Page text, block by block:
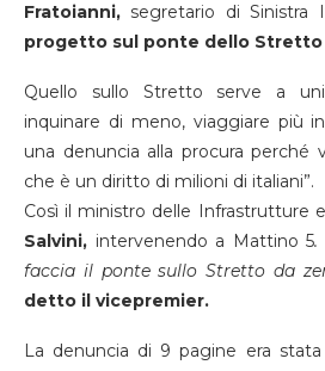
Fratoianni, segretario di Sinistra
progetto sul ponte dello Stretto
Quello sullo Stretto serve a
inquinare di meno, viaggiare più
una denuncia alla procura perché
che è un diritto di milioni di italiani”.
Così il ministro delle Infrastrutture
Salvini, intervenendo a Mattino 5.
faccia il ponte sullo Stretto da zero
detto il vicepremier.
La denuncia di 9 pagine era